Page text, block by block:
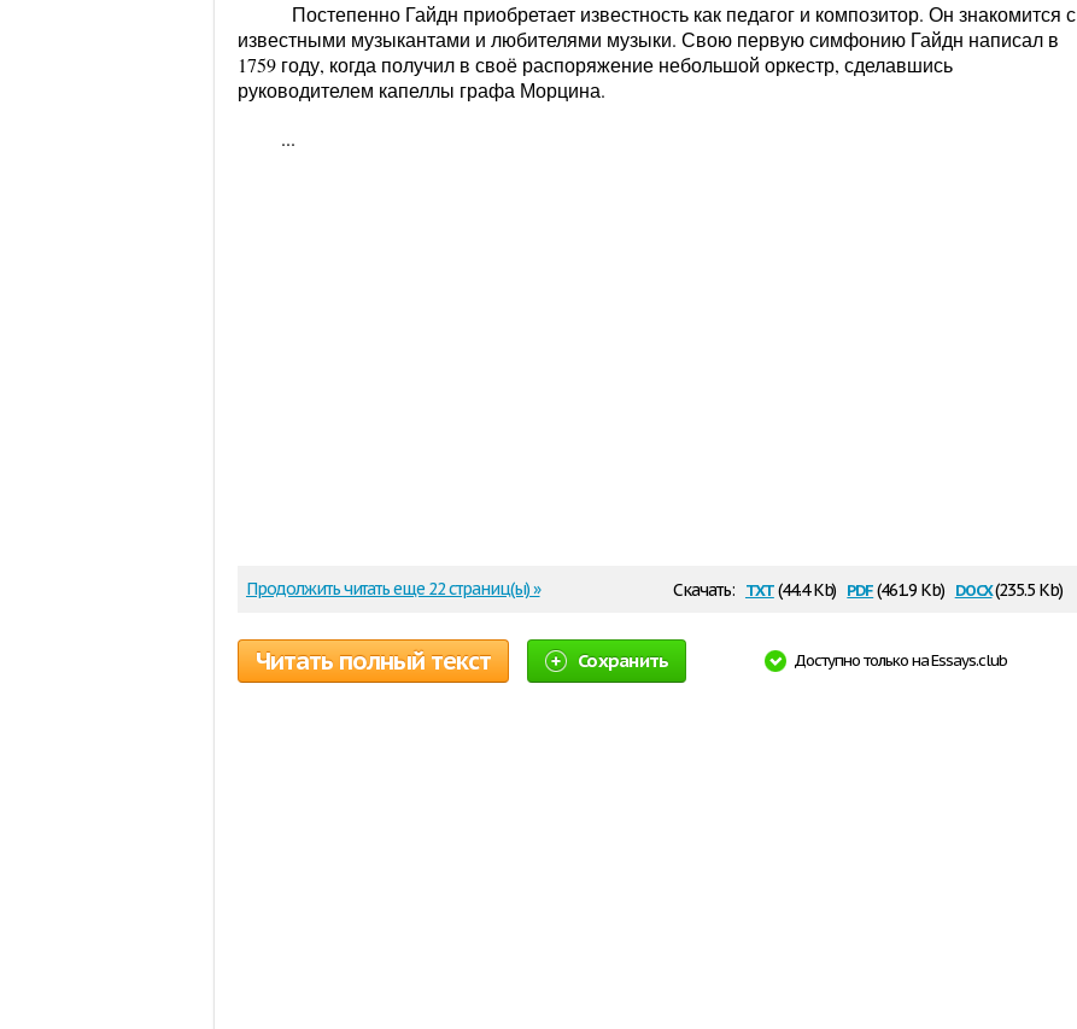
Постепенно Гайдн приобретает известность как педагог и композитор. Он знакомится с
известными музыкантами и любителями музыки. Свою первую симфонию Гайдн написал в
1759 году, когда получил в своё распоряжение небольшой оркестр, сделавшись
руководителем капеллы графа Морцина.
...
Скачать: txt(44.4 Kb) pdf(461.9 Kb) docx(235.5 Kb)
Продолжить читать еще 22 страниц(ы) »
Читать полный текст Сохранить Доступно только на Essays.club